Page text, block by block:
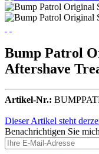
Bump Patrol
Aftershave
Artikel-Nr.:
Dieser Artikel steht
Benachrichtigen Sie